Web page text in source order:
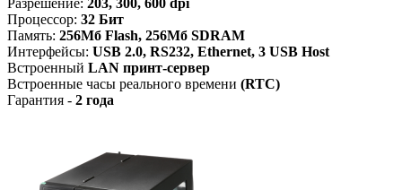
Разрешение: 203, 300, 600 dpi
Процессор: 32 Бит
Память: 256Мб Flash, 256Мб SDRAM
Интерфейсы: USB 2.0, RS232, Ethernet, 3 USB Host
Встроенный LAN принт-сервер
Встроенные часы реального времени (RTC)
Гарантия - 2 года